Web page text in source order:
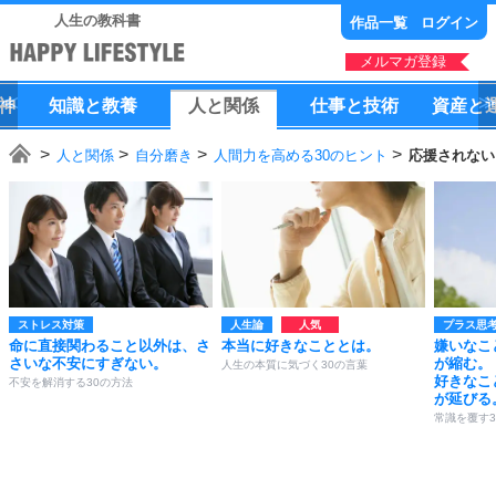
人生の教科書 作品一覧 ログイン
メルマガ登録
知識と教養 人 と 関係 仕事と技術 資産と
人と関係 自分磨き 人間力を高める30のヒント 応援されな
ストレス対策
命に直接関わること以外は、さ
さいな不安にすぎない。
不安を解消する30の方法
人生論
本当に好きなこととは。
人生の本質に気づく30の言葉
プラス思
嫌いなこ
が縮む。
好きなこ
が延びる
常識を覆す